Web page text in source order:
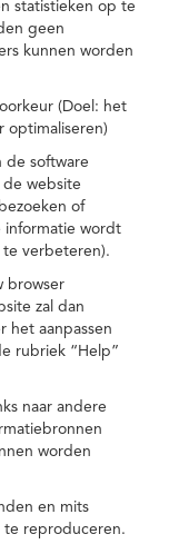
statistieken op te
geen
kunnen worden
(Doel: het
optimaliseren)
de software
de website
of
informatie wordt
verbeteren).
browser
zal dan
het aanpassen
rubriek “Help”
naar andere
worden
en mits
te reproduceren.